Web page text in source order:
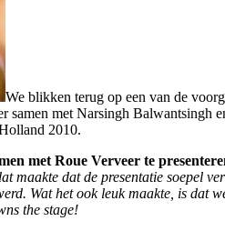
We blikken terug op een van de
samen met Narsingh Balwantsingh
2010.
met Roue Verveer te
maakte dat de presentatie soepel
Wat het ook leuk maakte, is dat
the stage!